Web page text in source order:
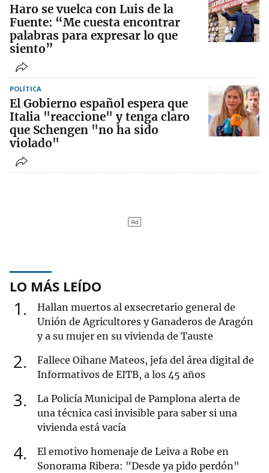
Haro se vuelca con Luis de la
Fuente: “Me cuesta encontrar
palabras para expresar lo que
siento”
POLÍTICA
El Gobierno español espera que
Italia "reaccione" y tenga claro
que Schengen "no ha sido
violado"
LO MÁS LEÍDO
1
Hallan muertos al exsecretario general de
Unión de Agricultores y Ganaderos de Aragón
y a su mujer en su vivienda de Tauste
2
Fallece Oihane Mateos, jefa del área digital de
Informativos de EITB, a los 45 años
3
La Policía Municipal de Pamplona alerta de
una técnica casi invisible para saber si una
vivienda está vacía
4
El emotivo homenaje de Leiva a Robe en
Sonorama Ribera: "Desde ya pido perdón"